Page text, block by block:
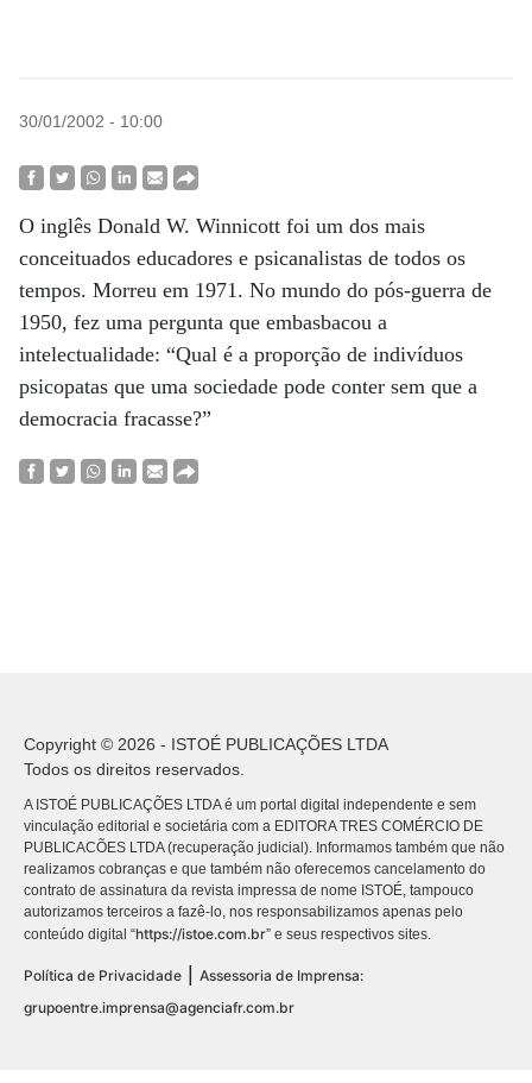
30/01/2002 - 10:00
O inglês Donald W. Winnicott foi um dos mais
conceituados educadores e psicanalistas de todos os
tempos. Morreu em 1971. No mundo do pós-guerra de
1950, fez uma pergunta que embasbacou a
intelectualidade: “Qual é a proporção de indivíduos
psicopatas que uma sociedade pode conter sem que a
democracia fracasse?”
Copyright © 2026 - ISTOÉ PUBLICAÇÕES LTDA
Todos os direitos reservados.
A ISTOÉ PUBLICAÇÕES LTDA é um portal digital independente e sem
vinculação editorial e societária com a EDITORA TRES COMÉRCIO DE
PUBLICACÕES LTDA (recuperação judicial). Informamos também que não
realizamos cobranças e que também não oferecemos cancelamento do
contrato de assinatura da revista impressa de nome ISTOÉ, tampouco
autorizamos terceiros a fazê-lo, nos responsabilizamos apenas pelo
conteúdo digital “https://istoe.com.br” e seus respectivos sites.
Política de Privacidade
Assessoria de Imprensa:
grupoentre.imprensa@agenciafr.com.br